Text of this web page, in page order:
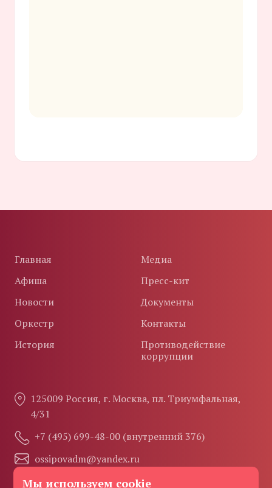
Главная
Афиша
Новости
Оркестр
История
Медиа
Пресс-кит
Документы
Контакты
Противодействие
коррупции
125009 Россия, г. Москва, пл. Триумфальная,
4/31
+7 (495) 699-48-00 (внутренний 376)
ossipovadm@yandex.ru
Мы используем cookie